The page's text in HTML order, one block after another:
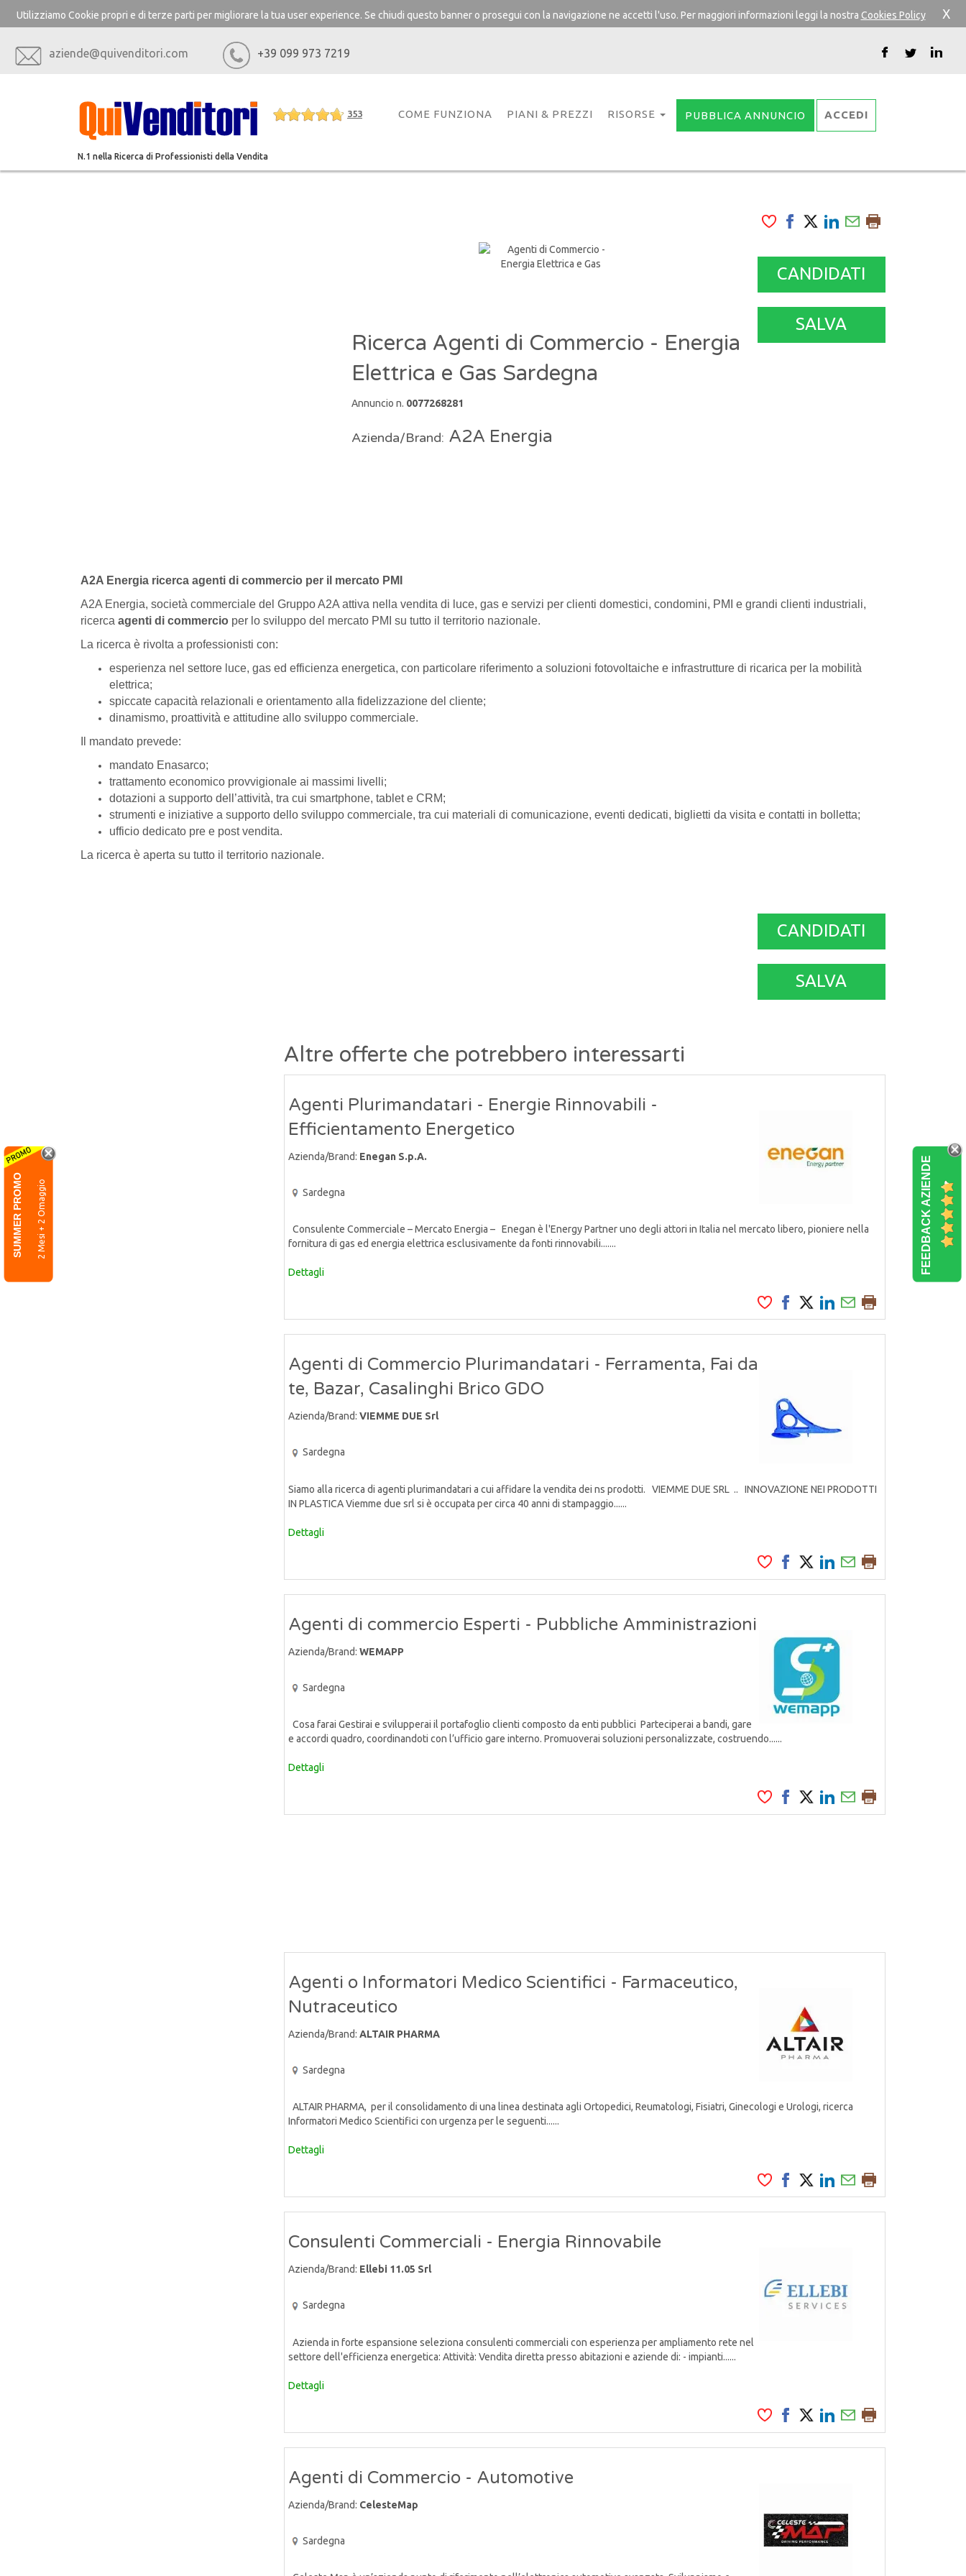
Utilizziamo Cookie propri e di terze parti per migliorare la tua user experience. Se chiudi questo banner o prosegui con la navigazione ne accetti l'uso. Per maggiori informazioni leggi la nostra Cookies Policy X
aziende@quivenditori.com +39 099 973 7219
353
N.1 nella Ricerca di Professionisti della Vendita
COME FUNZIONA PIANI & PREZZI RISORSE PUBBLICA ANNUNCIO ACCEDI
FEEDBACK AZIENDE
SUMMER PROMO 2 Mesi + 2 Omaggio
Ricerca Agenti di Commercio - Energia
Elettrica e Gas Sardegna
Annuncio n. 0077268281
Azienda/Brand: A2A Energia
CANDIDATI
SALVA
A2A Energia ricerca agenti di commercio per il mercato PMI
A2A Energia, società commerciale del Gruppo A2A attiva nella vendita di luce, gas e servizi per clienti domestici, condomini, PMI e grandi clienti industriali,
ricerca agenti di commercio per lo sviluppo del mercato PMI su tutto il territorio nazionale.
La ricerca è rivolta a professionisti con:
esperienza nel settore luce, gas ed efficienza energetica, con particolare riferimento a soluzioni fotovoltaiche e infrastrutture di ricarica per la mobilità
elettrica;
spiccate capacità relazionali e orientamento alla fidelizzazione del cliente;
dinamismo, proattività e attitudine allo sviluppo commerciale.
Il mandato prevede:
mandato Enasarco;
trattamento economico provvigionale ai massimi livelli;
dotazioni a supporto dell’attività, tra cui smartphone, tablet e CRM;
strumenti e iniziative a supporto dello sviluppo commerciale, tra cui materiali di comunicazione, eventi dedicati, biglietti da visita e contatti in bolletta;
ufficio dedicato pre e post vendita.
La ricerca è aperta su tutto il territorio nazionale.
CANDIDATI
SALVA
Altre offerte che potrebbero interessarti
Agenti Plurimandatari - Energie Rinnovabili -
Efficientamento Energetico
Azienda/Brand: Enegan S.p.A.
Sardegna
Consulente Commerciale – Mercato Energia – Enegan è l'Energy Partner uno degli attori in Italia nel mercato libero, pioniere nella
fornitura di gas ed energia elettrica esclusivamente da fonti rinnovabili.......
Dettagli
Agenti di Commercio Plurimandatari - Ferramenta, Fai da
te, Bazar, Casalinghi Brico GDO
Azienda/Brand: VIEMME DUE Srl
Sardegna
Siamo alla ricerca di agenti plurimandatari a cui affidare la vendita dei ns prodotti. VIEMME DUE SRL .. INNOVAZIONE NEI PRODOTTI
IN PLASTICA Viemme due srl si è occupata per circa 40 anni di stampaggio......
Dettagli
Agenti di commercio Esperti - Pubbliche Amministrazioni
Azienda/Brand: WEMAPP
Sardegna
Cosa farai Gestirai e svilupperai il portafoglio clienti composto da enti pubblici Parteciperai a bandi, gare
e accordi quadro, coordinandoti con l’ufficio gare interno. Promuoverai soluzioni personalizzate, costruendo......
Dettagli
Agenti o Informatori Medico Scientifici - Farmaceutico,
Nutraceutico
Azienda/Brand: ALTAIR PHARMA
Sardegna
ALTAIR PHARMA, per il consolidamento di una linea destinata agli Ortopedici, Reumatologi, Fisiatri, Ginecologi e Urologi, ricerca
Informatori Medico Scientifici con urgenza per le seguenti......
Dettagli
Consulenti Commerciali - Energia Rinnovabile
Azienda/Brand: Ellebi 11.05 Srl
Sardegna
Azienda in forte espansione seleziona consulenti commerciali con esperienza per ampliamento rete nel
settore dell'efficienza energetica: Attività: Vendita diretta presso abitazioni e aziende di: - impianti......
Dettagli
Agenti di Commercio - Automotive
Azienda/Brand: CelesteMap
Sardegna